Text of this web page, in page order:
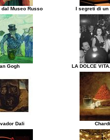
Museo Russo I segreti di un
Gogh LA DOLCE
Dali